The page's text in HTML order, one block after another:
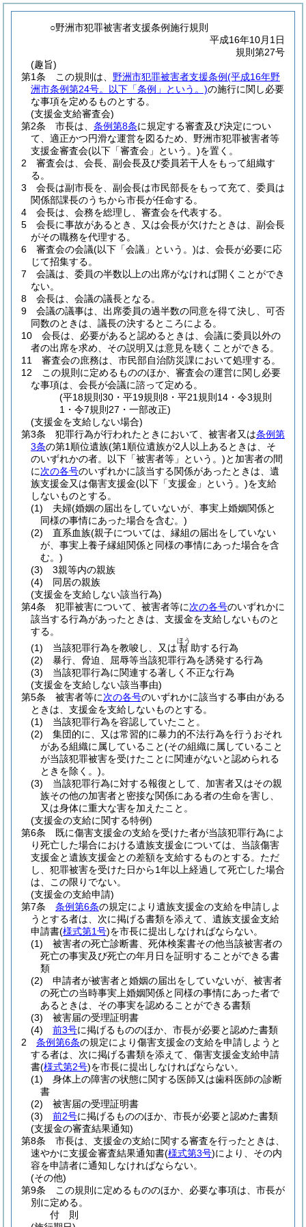
○野洲市犯罪被害者支援条例施行規則
平成16年10月1日
規則第27号
(趣旨)
第1条
この規則は、 野洲市犯罪被害者支援条例(平成16年野
洲市条例第24号。以下「条例」という。)の施行に関し必要
な事項を定めるものとする。
(支援金支給審査会)
第2条
市長は、 条例第8条に規定する審査及び決定につい
て、適正かつ円滑な運営を図るため、野洲市犯罪被害者等
支援金審査会(以下「審査会」という。)を置く。
2
審査会は、会長、副会長及び委員若干人をもって組織す
る。
3
会長は副市長を、副会長は市民部長をもって充て、委員は
関係部課長のうちから市長が任命する。
4
会長は、会務を総理し、審査会を代表する。
5
会長に事故があるとき、又は会長が欠けたときは、副会長
がその職務を代理する。
6
審査会の会議(以下「会議」という。)は、会長が必要に応
じて招集する。
7
会議は、委員の半数以上の出席がなければ開くことができ
ない。
8
会長は、会議の議長となる。
9
会議の議事は、出席委員の過半数の同意を得て決し、可否
同数のときは、議長の決するところによる。
10
会長は、必要があると認めるときは、会議に委員以外の
者の出席を求め、その説明又は意見を聴くことができる。
11
審査会の庶務は、市民部自治防災課において処理する。
12
この規則に定めるもののほか、審査会の運営に関し必要
な事項は、会長が会議に諮って定める。
(平18規則30・平19規則8・平21規則14・令3規則
1・令7規則27・一部改正)
(支援金を支給しない場合)
第3条
犯罪行為が行われたときにおいて、被害者又は条例第
3条の第1順位遺族(第1順位遺族が2人以上あるときは、そ
のいずれかの者。以下「被害者等」という。)と加害者の間
に次の各号のいずれかに該当する関係があったときは、遺
族支援金又は傷害支援金(以下「支援金」という。)を支給
しないものとする。
(1)
夫婦(婚姻の届出をしていないが、事実上婚姻関係と
同様の事情にあった場合を含む。)
(2)
直系血族(親子については、縁組の届出をしていない
が、事実上養子縁組関係と同様の事情にあった場合を含
む。)
(3)
3親等内の親族
(4)
同居の親族
(支援金を支給しない該当行為)
第4条
犯罪被害について、被害者等に次の各号のいずれかに
該当する行為があったときは、支援金を支給しないものと
する。
(1)
当該犯罪行為を教唆し、又は 幇
ほう
助する行為
(2)
暴行、脅迫、屈辱等当該犯罪行為を誘発する行為
(3)
当該犯罪行為に関連する著しく不正な行為
(支援金を支給しない該当事由)
第5条
被害者等に次の各号のいずれかに該当する事由がある
ときは、支援金を支給しないものとする。
(1)
当該犯罪行為を容認していたこと。
(2)
集団的に、又は常習的に暴力的不法行為を行うおそれ
がある組織に属していること(その組織に属していること
が当該犯罪被害を受けたことに関連がないと認められる
ときを除く。)。
(3)
当該犯罪行為に対する報復として、加害者又はその親
族その他の加害者と密接な関係にある者の生命を害し、
又は身体に重大な害を加えたこと。
(支援金の支給に関する特例)
第6条
既に傷害支援金の支給を受けた者が当該犯罪行為によ
り死亡した場合における遺族支援金については、当該傷害
支援金と遺族支援金との差額を支給するものとする。 ただ
し、犯罪被害を受けた日から1年以上経過して死亡した場合
は、この限りでない。
(支援金の支給申請)
第7条
条例第6条の規定により遺族支援金の支給を申請しよ
うとする者は、次に掲げる書類を添えて、遺族支援金支給
申請書(様式第1号)を市長に提出しなければならない。
(1)
被害者の死亡診断書、死体検案書その他当該被害者の
死亡の事実及び死亡の年月日を証明することができる書
類
(2)
申請者が被害者と婚姻の届出をしていないが、被害者
の死亡の当時事実上婚姻関係と同様の事情にあった者で
あるときは、その事実を認めることができる書類
(3)
被害届の受理証明書
(4)
前3号に掲げるもののほか、市長が必要と認めた書類
2
条例第6条の規定により傷害支援金の支給を申請しようと
する者は、次に掲げる書類を添えて、傷害支援金支給申請
書(様式第2号)を市長に提出しなければならない。
(1)
身体上の障害の状態に関する医師又は歯科医師の診断
書
(2)
被害届の受理証明書
(3)
前2号に掲げるもののほか、市長が必要と認めた書類
(支援金の審査結果通知)
第8条
市長は、支援金の支給に関する審査を行ったときは、
速やかに支援金審査結果通知書(様式第3号)により、その内
容を申請者に通知しなければならない。
(その他)
第9条
この規則に定めるもののほか、必要な事項は、市長が
別に定める。
付 則